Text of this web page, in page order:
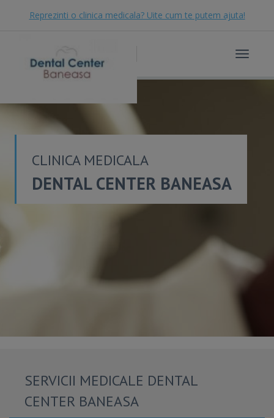
Reprezinti o clinica medicala? Uite cum te putem ajuta!
Toggle
CLINICA MEDICALA
DENTAL CENTER BANEASA
SERVICII MEDICALE DENTAL
CENTER BANEASA